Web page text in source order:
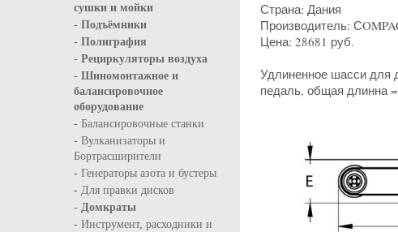
сушки и мойки
- Подъёмники
- Полиграфия
- Рециркуляторы воздуха
- Шиномонтажное и
балансировочное
оборудование
- Балансировочные станки
- Вулканизаторы и
Бортрасширители
- Генераторы азота и бустеры
- Для правки дисков
- Домкраты
- Инструмент, расходники и
Страна: Дания
Производитель:
Цена: 28681 руб.
Удлиненное шасси для
педаль, общая длинна